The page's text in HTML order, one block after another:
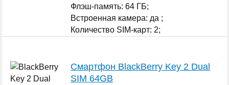
Флэш-память: 64 ГБ;
Встроенная камера: да ;
Количество SIM-карт: 2;
Смартфон BlackBerry Key 2 Dual
SIM 64GB